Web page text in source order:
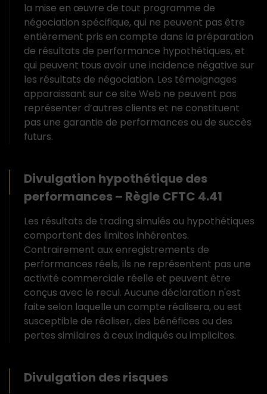
la mise en œuvre de tout programme de
négociation spécifique, qui ne peuvent pas être
entièrement pris en compte dans la préparation
de résultats de performance hypothétiques, et
qui peuvent tous avoir une incidence négative sur
les résultats de négociation. Les témoignages
apparaissant sur ce site Web ne peuvent pas
représenter d’autres clients et ne constituent
pas une garantie de performances ou de succès
futurs.
Divulgation hypothétique des
performances – Règle CFTC 4.41
Les résultats de trading simulés ou hypothétiques
comportent des limites inhérentes.
Contrairement aux enregistrements de
performances réels, ils ne représentent pas une
activité commerciale réelle et peuvent être
conçus avec le recul. Aucune déclaration n'est
faite selon laquelle un compte réalisera, ou est
susceptible de réaliser, des bénéfices ou des
pertes similaires à ceux indiqués ou implicites.
Divulgation des risques